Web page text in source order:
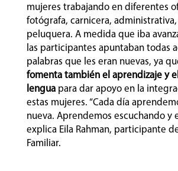
mujeres trabajando en diferentes
fotógrafa, carnicera,
peluquera. A medida que iba
las participantes apuntaban todas
palabras que les eran nuevas, ya
fomenta también el aprendizaje y
lenguapara dar apoyo en la
estas mujeres. “Cada día
nueva. Aprendemos escuchando y
explica Eila Rahman, participante
Familiar.